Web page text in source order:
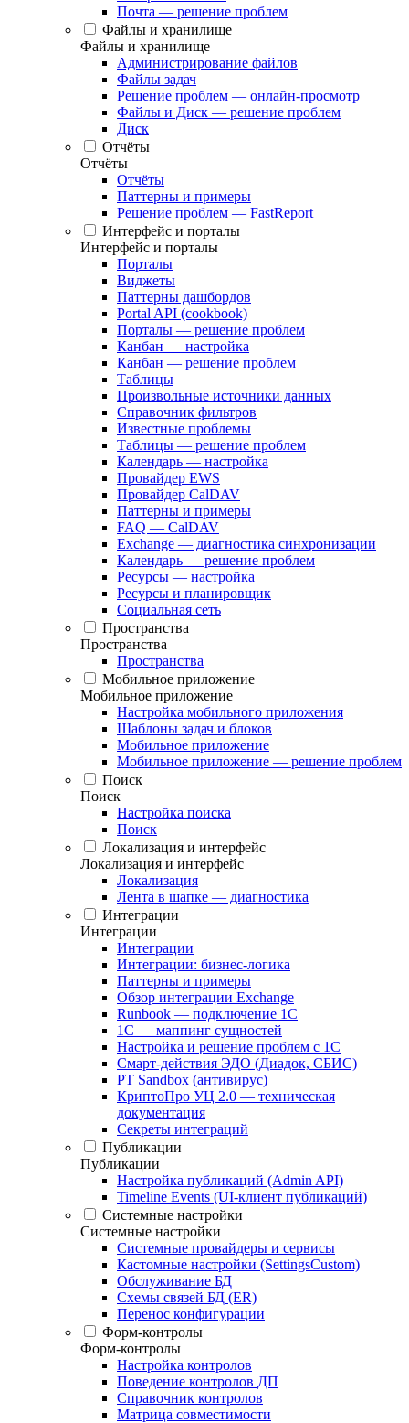
Почта — решение проблем
Файлы и хранилище
Файлы и хранилище
Администрирование файлов
Файлы задач
Решение проблем — онлайн-просмотр
Файлы и Диск — решение проблем
Диск
Отчёты
Отчёты
Отчёты
Паттерны и примеры
Решение проблем — FastReport
Интерфейс и порталы
Интерфейс и порталы
Порталы
Виджеты
Паттерны дашбордов
Portal API (cookbook)
Порталы — решение проблем
Канбан — настройка
Канбан — решение проблем
Таблицы
Произвольные источники данных
Справочник фильтров
Известные проблемы
Таблицы — решение проблем
Календарь — настройка
Провайдер EWS
Провайдер CalDAV
Паттерны и примеры
FAQ — CalDAV
Exchange — диагностика синхронизации
Календарь — решение проблем
Ресурсы — настройка
Ресурсы и планировщик
Социальная сеть
Пространства
Пространства
Пространства
Мобильное приложение
Мобильное приложение
Настройка мобильного приложения
Шаблоны задач и блоков
Мобильное приложение
Мобильное приложение — решение проблем
Поиск
Поиск
Настройка поиска
Поиск
Локализация и интерфейс
Локализация и интерфейс
Локализация
Лента в шапке — диагностика
Интеграции
Интеграции
Интеграции
Интеграции: бизнес-логика
Паттерны и примеры
Обзор интеграции Exchange
Runbook — подключение 1С
1С — маппинг сущностей
Настройка и решение проблем с 1С
Смарт-действия ЭДО (Диадок, СБИС)
PT Sandbox (антивирус)
КриптоПро УЦ 2.0 — техническая
документация
Секреты интеграций
Публикации
Публикации
Настройка публикаций (Admin API)
Timeline Events (UI-клиент публикаций)
Системные настройки
Системные настройки
Системные провайдеры и сервисы
Кастомные настройки (SettingsCustom)
Обслуживание БД
Схемы связей БД (ER)
Перенос конфигурации
Форм-контролы
Форм-контролы
Настройка контролов
Поведение контролов ДП
Справочник контролов
Матрица совместимости